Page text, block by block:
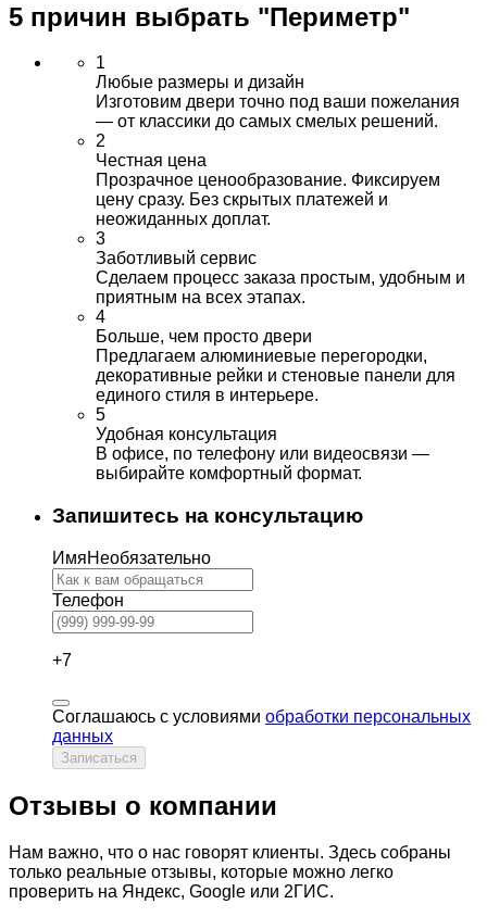
5 причин выбрать "Периметр"
1
Любые размеры и дизайн
Изготовим двери точно под ваши пожелания
— от классики до самых смелых решений.
2
Честная цена
Прозрачное ценообразование. Фиксируем
цену сразу. Без скрытых платежей и
неожиданных доплат.
3
Заботливый сервис
Сделаем процесс заказа простым, удобным и
приятным на всех этапах.
4
Больше, чем просто двери
Предлагаем алюминиевые перегородки,
декоративные рейки и стеновые панели для
единого стиля в интерьере.
5
Удобная консультация
В офисе, по телефону или видеосвязи —
выбирайте комфортный формат.
Запишитесь на консультацию
ИмяНеобязательно
Телефон
+7
Соглашаюсь с условиями обработки персональных
данных
Записаться
Отзывы о компании
Нам важно, что о нас говорят клиенты. Здесь собраны
только реальные отзывы, которые можно легко
проверить на Яндекс, Google или 2ГИС.